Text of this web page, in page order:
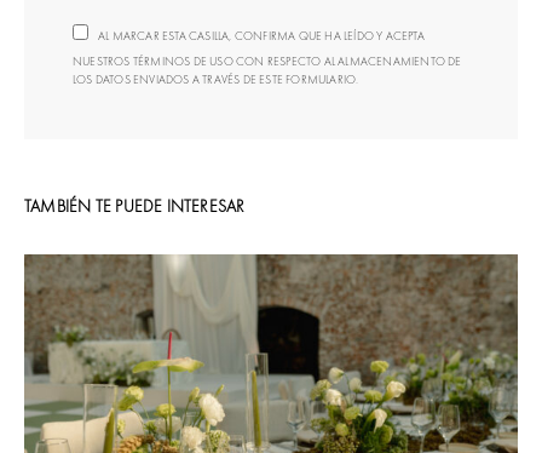
AL MARCAR ESTA CASILLA, CONFIRMA QUE HA LEÍDO Y ACEPTA
NUESTROS TÉRMINOS DE USO CON RESPECTO AL ALMACENAMIENTO DE
LOS DATOS ENVIADOS A TRAVÉS DE ESTE FORMULARIO.
TAMBIÉN TE PUEDE INTERESAR